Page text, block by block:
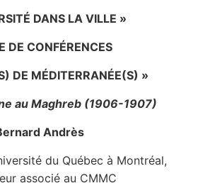
DANS LA VILLE »
DE CONFÉRENCES
DE MÉDITERRANÉE(S) »
au Maghreb (1906-1907)
Andrès
du Québec à Montréal,
associé au CMMC